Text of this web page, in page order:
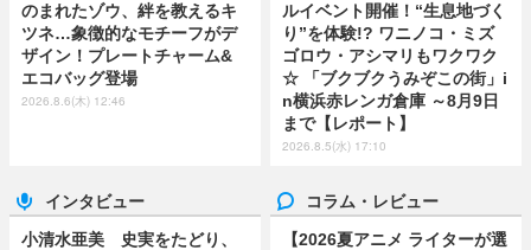
のまれたゾウ、絆を教えるキ
ツネ…象徴的なモチーフがデ
ザイン！プレートチャーム&
エコバッグ登場
2026.8.6(木) 12:46
ルイベント開催！“生息地づく
り”を体験!? ワニノコ・ミズ
ゴロウ・アシマリもワクワク
☆ 「ブクブクうみぞこの街」i
n横浜赤レンガ倉庫 ～8月9日
まで【レポート】
2026.8.5(水) 17:10
インタビュー
小清水亜美 史実をたどり、
コラム・レビュー
【2026夏アニメ ライターが選